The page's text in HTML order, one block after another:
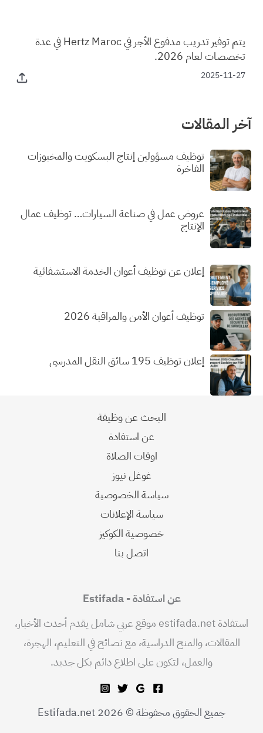
يتم توفير تدريب مدفوع الأجر في Hertz Maroc في عدة
تخصصات لعام 2026.
2025-11-27
آخر المقالات
توظيف مسؤولين إنتاج البسكويت والمخبوزات
الفاخرة
عروض عمل في صناعة السيارات… توظيف عمال
الإنتاج
إعلان عن توظيف أعوان الخدمة الاستشفائية
توظيف أعوان الأمن والمراقبة 2026
إعلان توظيف 195 سائق النقل المدرسي
البحث عن وظيفة
عن استفادة
اوقات الصلاة
غوغل نيوز
سياسة الخصوصية
سياسة الإعلانات
خصوصية الكوكيز
اتصل بنا
عن استفادة - Estifada
استفادة estifada.net موقع عربي شامل يقدم أحدث الأخبار،
المقالات، والمنح الدراسية، مع نصائح في التعليم، الهجرة،
والعمل، لتكون على اطلاع دائم بكل جديد.
جميع الحقوق محفوظة © 2026 Estifada.net